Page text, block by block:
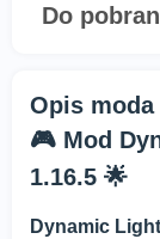
Do
Opis moda
🎮 Mod
1.16.5 🌟
Dynamic